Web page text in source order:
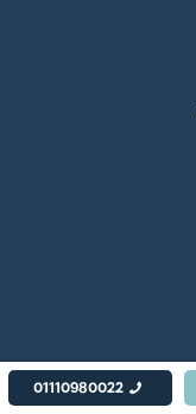
01110980022